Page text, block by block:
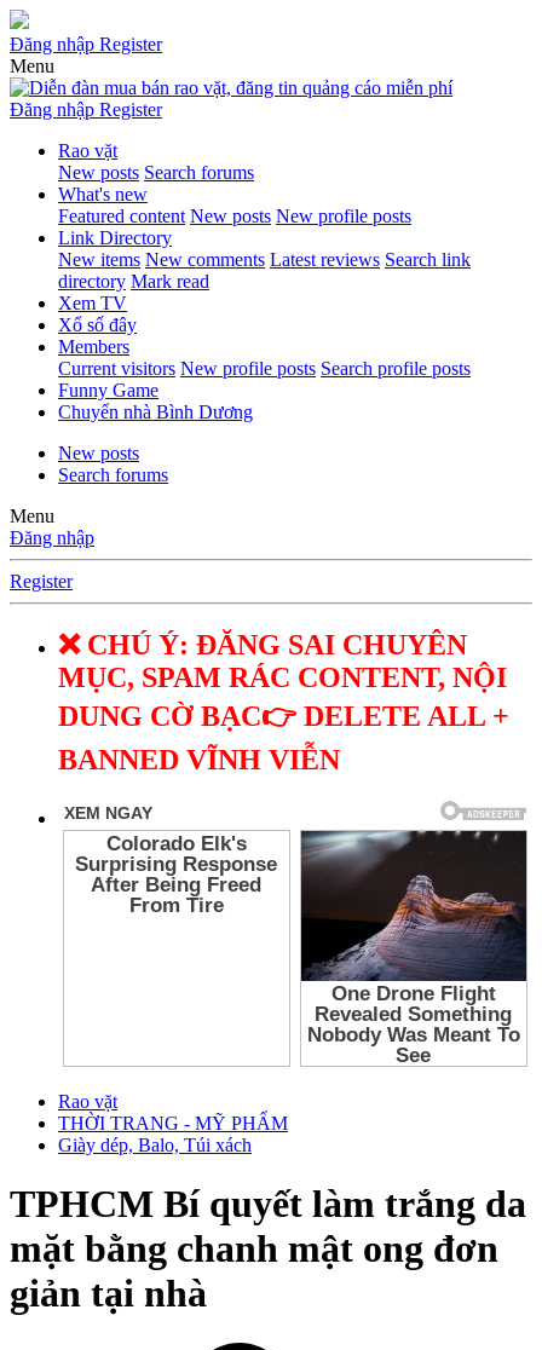
Đăng nhập Register
Menu
Đăng nhập Register
Rao vặt
New posts Search forums
What's new
Featured content New posts New profile posts
Link Directory
New items New comments Latest reviews Search link
directory Mark read
Xem TV
Xổ số đây
Members
Current visitors New profile posts Search profile posts
Funny Game
Chuyển nhà Bình Dương
New posts
Search forums
Menu
Đăng nhập
Register
❌ CHÚ Ý: ĐĂNG SAI CHUYÊN
MỤC, SPAM RÁC CONTENT, NỘI
DUNG CỜ BẠC👉 DELETE ALL +
BANNED VĨNH VIỄN
Rao vặt
THỜI TRANG - MỸ PHẨM
Giày dép, Balo, Túi xách
TPHCM Bí quyết làm trắng da
mặt bằng chanh mật ong đơn
giản tại nhà